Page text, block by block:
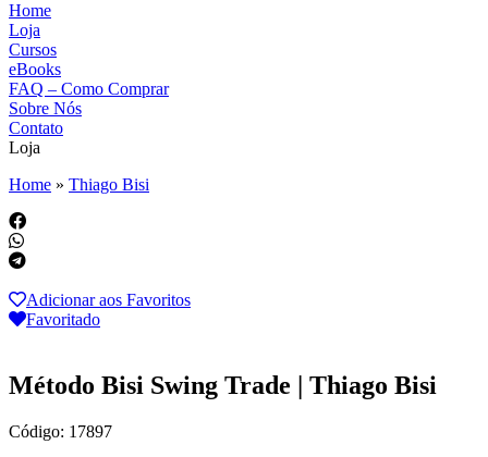
Home
Loja
Cursos
eBooks
FAQ – Como Comprar
Sobre Nós
Contato
Loja
Home » Thiago Bisi
Adicionar aos Favoritos
Favoritado
Método Bisi Swing Trade | Thiago Bisi
Código: 17897